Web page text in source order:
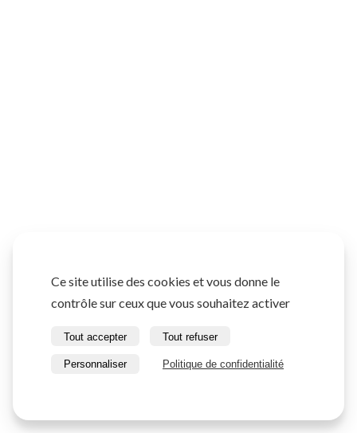
Ce site utilise des cookies et vous donne le
contrôle sur ceux que vous souhaitez activer
Tout accepter Tout refuser
Personnaliser Politique de confidentialité